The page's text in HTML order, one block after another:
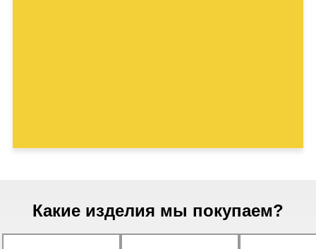
Какие изделия мы покупаем?